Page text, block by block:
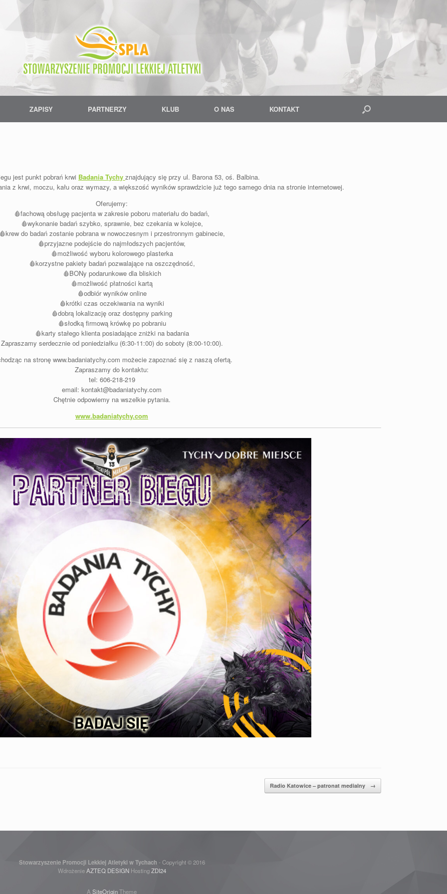
ZAPISY PARTNERZY KLUB O NAS KONTAKT
jest punkt pobrań krwi Badania Tychy znajdujący się przy ul. Barona 53, oś. Balbina.
z krwi, moczu, kału oraz wymazy, a większość wyników sprawdzicie już tego samego dnia na stronie internetowej.
Oferujemy:
🩸fachową obsługę pacjenta w zakresie poboru materiału do badań,
🩸wykonanie badań szybko, sprawnie, bez czekania w kolejce,
do badań zostanie pobrana w nowoczesnym i przestronnym gabinecie,
🩸przyjazne podejście do najmłodszych pacjentów,
🩸możliwość wyboru kolorowego plasterka
🩸korzystne pakiety badań pozwalające na oszczędność,
🩸BONy podarunkowe dla bliskich
🩸możliwość płatności kartą
🩸odbiór wyników online
🩸krótki czas oczekiwania na wyniki
🩸dobrą lokalizację oraz dostępny parking
🩸słodką firmową krówkę po pobraniu
🩸karty stałego klienta posiadające zniżki na badania
Zapraszamy serdecznie od poniedziałku (6:30-11:00) do soboty (8:00-10:00).
na stronę www.badaniatychy.com możecie zapoznać się z naszą ofertą.
Zapraszamy do kontaktu:
tel: 606-218-219
email: kontakt@badaniatychy.com
Chętnie odpowiemy na wszelkie pytania.
www.badaniatychy.com
Radio Katowice – patronat medialny →
Stowarzyszenie Promocji Lekkiej Atletyki w Tychach - Copyright © 2016
WdrożenieAZTEQ DESIGNHostingZDI24
A SiteOriginTheme